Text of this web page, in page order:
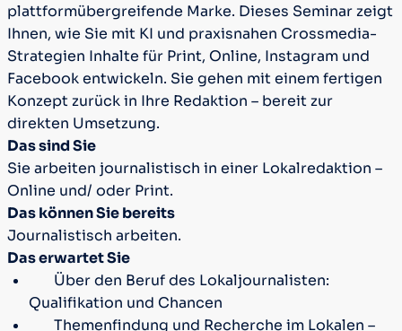
plattformübergreifende Marke. Dieses Seminar zeigt
Ihnen, wie Sie mit KI und praxisnahen Crossmedia-
Strategien Inhalte für Print, Online, Instagram und
Facebook entwickeln. Sie gehen mit einem fertigen
Konzept zurück in Ihre Redaktion – bereit zur
direkten Umsetzung.
Das sind Sie
Sie arbeiten journalistisch in einer Lokalredaktion –
Online und/ oder Print.
Das können Sie bereits
Journalistisch arbeiten.
Das erwartet Sie
Über den Beruf des Lokaljournalisten:
Qualifikation und Chancen
Themenfindung und Recherche im Lokalen –